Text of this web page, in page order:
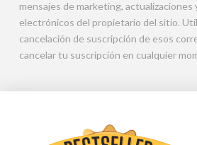
mensajes de marketing,
electrónicos del propietario del sitio.
cancelación de suscripción de esos
cancelar tu suscripción en cualquier